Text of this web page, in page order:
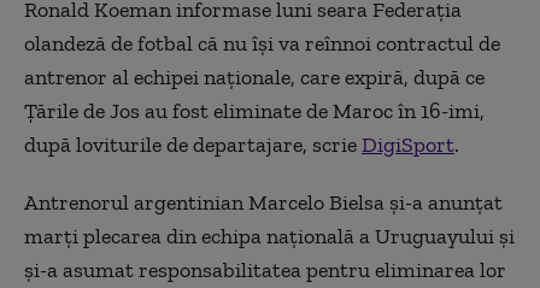
Ronald Koeman informase luni seara Federaţia
olandeză de fotbal că nu îşi va reînnoi contractul de
antrenor al echipei naţionale, care expiră, după ce
Ţările de Jos au fost eliminate de Maroc în 16-imi,
după loviturile de departajare, scrieDigiSport.
Antrenorul argentinian Marcelo Bielsa şi-a anunţat
marţi plecarea din echipa naţională a Uruguayului şi
şi-a asumat responsabilitatea pentru eliminarea lor